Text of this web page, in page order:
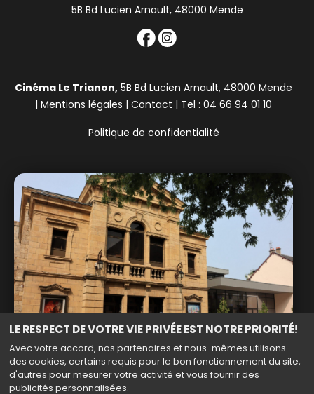
LE RESPECT DE VOTRE VIE PRIVÉE EST NOTRE PRIORITÉ!
Avec votre accord, nos partenaires et nous-mêmes utilisons
des cookies, certains requis pour le bon fonctionnement du site,
d'autres pour mesurer votre activité et vous fournir des
publicités personnalisées.
5B Bd Lucien Arnault, 48000 Mende
Cinéma Le Trianon, 5B Bd Lucien Arnault, 48000 Mende
| Mentions légales | Contact | Tel : 04 66 94 01 10
Politique de confidentialité